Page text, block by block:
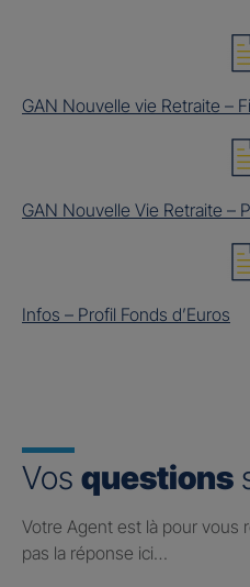
GAN Nouvelle vie Retraite –
GAN Nouvelle Vie Retraite –
Infos – Profil Fonds d’Euros
Vos questions
Votre Agent est là pour vous
pas la réponse ici…